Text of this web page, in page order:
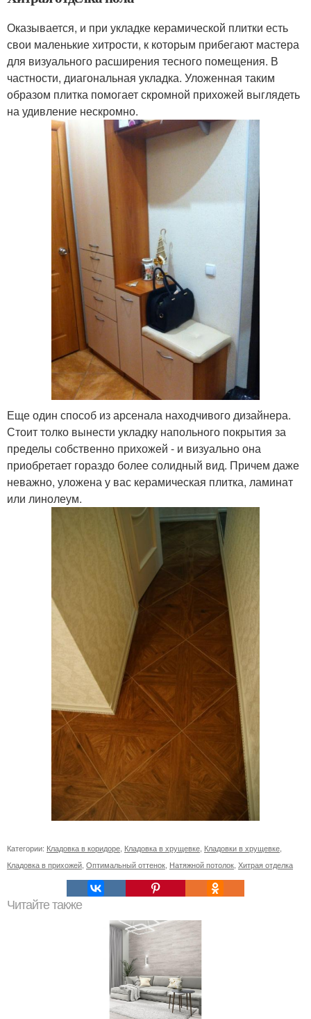
Оказывается, и при укладке керамической плитки есть
свои маленькие хитрости, к которым прибегают мастера
для визуального расширения тесного помещения. В
частности, диагональная укладка. Уложенная таким
образом плитка помогает скромной прихожей выглядеть
на удивление нескромно.
Еще один способ из арсенала находчивого дизайнера.
Стоит толко вынести укладку напольного покрытия за
пределы собственно прихожей - и визуально она
приобретает гораздо более солидный вид. Причем даже
неважно, уложена у вас керамическая плитка, ламинат
или линолеум.
Категории: Кладовка в коридоре, Кладовка в хрущевке, Кладовки в хрущевке,
Кладовка в прихожей, Оптимальный оттенок, Натяжной потолок, Хитрая отделка
Читайте также